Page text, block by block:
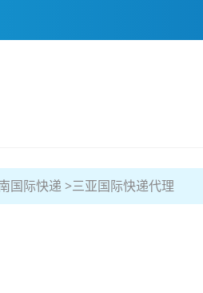
国际快递 三亚国际快递代理